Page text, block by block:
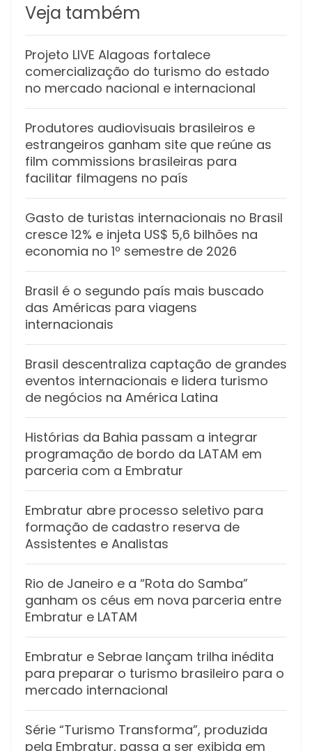
Veja também
Projeto LIVE Alagoas fortalece
comercialização do turismo do estado
no mercado nacional e internacional
Produtores audiovisuais brasileiros e
estrangeiros ganham site que reúne as
film commissions brasileiras para
facilitar filmagens no país
Gasto de turistas internacionais no Brasil
cresce 12% e injeta US$ 5,6 bilhões na
economia no 1º semestre de 2026
Brasil é o segundo país mais buscado
das Américas para viagens
internacionais
Brasil descentraliza captação de grandes
eventos internacionais e lidera turismo
de negócios na América Latina
Histórias da Bahia passam a integrar
programação de bordo da LATAM em
parceria com a Embratur
Embratur abre processo seletivo para
formação de cadastro reserva de
Assistentes e Analistas
Rio de Janeiro e a “Rota do Samba”
ganham os céus em nova parceria entre
Embratur e LATAM
Embratur e Sebrae lançam trilha inédita
para preparar o turismo brasileiro para o
mercado internacional
Série “Turismo Transforma”, produzida
pela Embratur, passa a ser exibida em